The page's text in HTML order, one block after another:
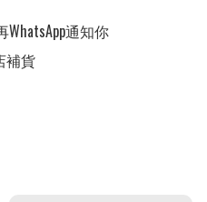
通知你
補貨